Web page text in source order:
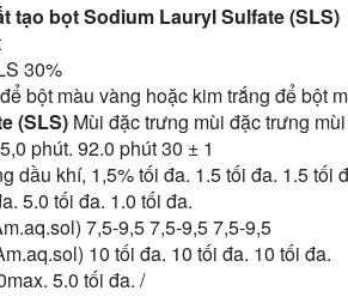
tạo bọt Sodium Lauryl Sulfate (SLS)
30%
bột màu vàng hoặc kim trắng để bột
(SLS) Mùi đặc trưng mùi đặc trưng
phút. 92.0 phút 30 ± 1
dầu khí, 1,5% tối đa. 1.5 tối đa. 1.5 tối
5.0 tối đa. 1.0 tối đa.
7,5-9,5 7,5-9,5 7,5-9,5
10 tối đa. 10 tối đa. 10 tối đa.
5.0 tối đa. /